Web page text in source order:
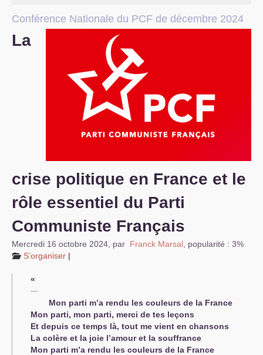
Conférence Nationale du PCF de décembre 2024
La
crise politique en France et le
rôle essentiel du Parti
Communiste Français
Mercredi 16 octobre 2024 par Franck Marsal popularité : 3%
S’organiser |
«
Mon parti m’a rendu les couleurs de la France
Mon parti, mon parti, merci de tes leçons
Et depuis ce temps là, tout me vient en chansons
La colère et la joie l’amour et la souffrance
Mon parti m’a rendu les couleurs de la France